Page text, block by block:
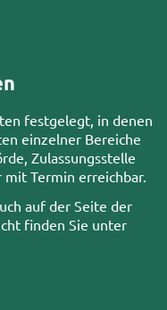
festgelegt, in denen
einzelner Bereiche
Zulassungsstelle
Termin erreichbar.
auf der Seite der
finden Sie unter